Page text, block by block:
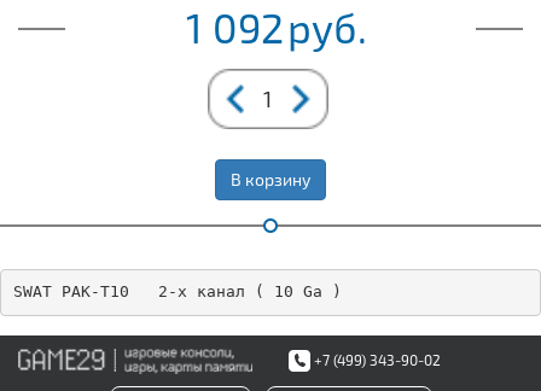
1 092руб.
В корзину
SWAT PAK-T10   2-х канал ( 10 Ga )
+7 (499) 343-90-02